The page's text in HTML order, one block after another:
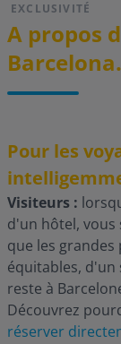
EXCLUSIVITÉ
A propos
Pour les
Visiteurs :
d'un hôtel,
que les
équitables, d'un
reste à
Découvrez
réserver